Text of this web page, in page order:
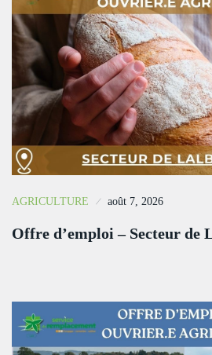
AGRICULTURE août 7, 2026
Offre d’emploi – Secteur de